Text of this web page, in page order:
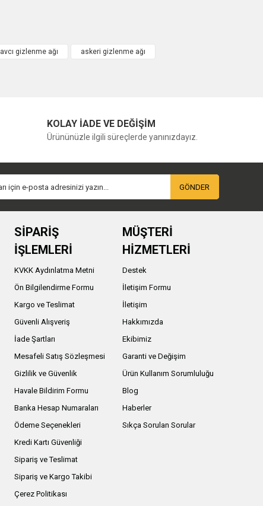
avcı gizlenme ağı askeri gizlenme ağı
KOLAY İADE VE DEĞİŞİM
Ürününüzle ilgili süreçlerde yanınızdayız.
GÖNDER
SİPARİŞ
İŞLEMLERİ
KVKK Aydınlatma Metni
Ön Bilgilendirme Formu
Kargo ve Teslimat
Güvenli Alışveriş
İade Şartları
Mesafeli Satış Sözleşmesi
Gizlilik ve Güvenlik
Havale Bildirim Formu
Banka Hesap Numaraları
Ödeme Seçenekleri
Kredi Kartı Güvenliği
Sipariş ve Teslimat
Sipariş ve Kargo Takibi
Çerez Politikası
MÜŞTERİ
HİZMETLERİ
Destek
İletişim Formu
İletişim
Hakkımızda
Ekibimiz
Garanti ve Değişim
Ürün Kullanım Sorumluluğu
Blog
Haberler
Sıkça Sorulan Sorular